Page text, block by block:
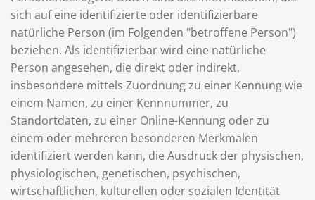
sich auf eine identifizierte oder identifizierbare
natürliche Person (im Folgenden "betroffene Person")
beziehen. Als identifizierbar wird eine natürliche
Person angesehen, die direkt oder indirekt,
insbesondere mittels Zuordnung zu einer Kennung wie
einem Namen, zu einer Kennnummer, zu
Standortdaten, zu einer Online-Kennung oder zu
einem oder mehreren besonderen Merkmalen
identifiziert werden kann, die Ausdruck der physischen,
physiologischen, genetischen, psychischen,
wirtschaftlichen, kulturellen oder sozialen Identität